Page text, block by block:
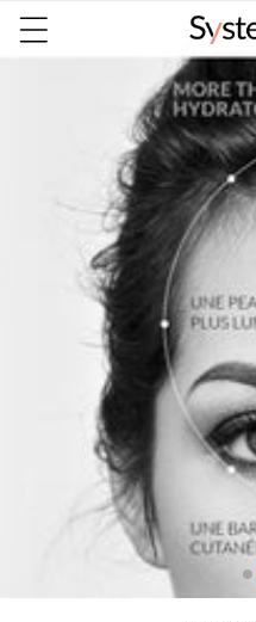
IGNORER ET